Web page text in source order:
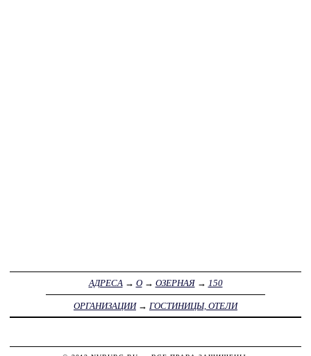
АДРЕСА→ О→ ОЗЕРНАЯ→ 150
ОРГАНИЗАЦИИ→ ГОСТИНИЦЫ, ОТЕЛИ